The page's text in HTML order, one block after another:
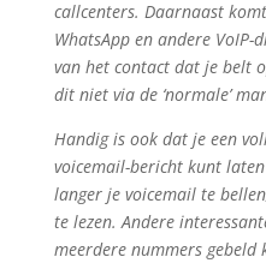
callcenters. Daarnaast
WhatsApp en andere
van het contact dat je belt
dit niet via de ‘normale’
Handig is ook dat je een
voicemail-bericht kunt
langer je voicemail te
te lezen. Andere
meerdere nummers